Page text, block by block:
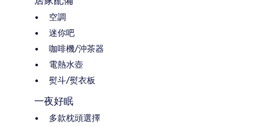
空調
迷你吧
咖啡機/沖茶器
電熱水壺
熨斗/熨衣板
一夜好眠
多款枕頭選擇